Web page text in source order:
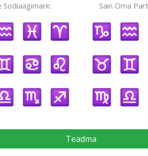
Sodiaagimärk: Sain Oma
Teadma